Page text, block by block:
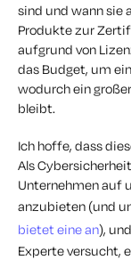
sind und wann sie
Produkte zur
aufgrund von
das Budget, um
wodurch ein
bleibt.
Ich hoffe, dass
Als
Unternehmen auf
anzubieten (und
bietet eine an),
Experte versucht,